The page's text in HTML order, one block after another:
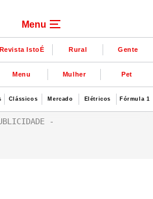
Menu
Revista IstoÉ Rural Gente
Menu Mulher Pet
Clássicos Mercado Elétricos Fórmula 1